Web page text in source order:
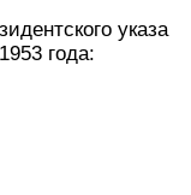
указа
года: